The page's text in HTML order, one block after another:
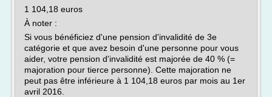
1 104,18 euros
À noter :
Si vous bénéficiez d'une pension d'invalidité de 3e
catégorie et que avez besoin d'une personne pour vous
aider, votre pension d'invalidité est majorée de 40 % (=
majoration pour tierce personne). Cette majoration ne
peut pas être inférieure à 1 104,18 euros par mois au 1er
avril 2016.